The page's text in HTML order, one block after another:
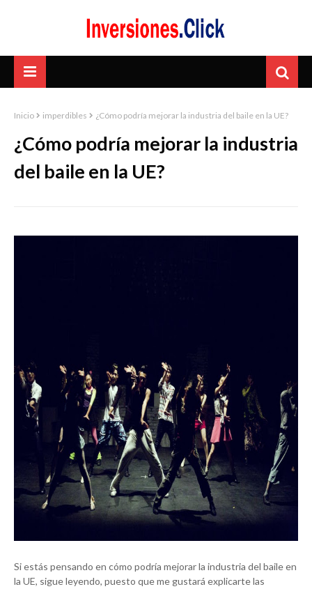
Inicio imperdibles ¿Cómo podría mejorar la industria del baile en la UE?
¿Cómo podría mejorar la industria
del baile en la UE?
Si estás pensando en cómo podría mejorar la industria del baile en
la UE, sigue leyendo, puesto que me gustará explicarte las